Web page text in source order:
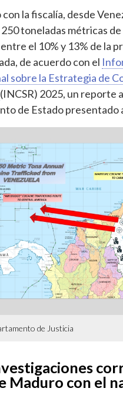
la fiscalía, desde
toneladas métricas
el 10% y 13% de la
de acuerdo con el
sobre la Estrategia de
(INCSR) 2025, un reporte
de Estado presentado
de Justicia
Maduro con el